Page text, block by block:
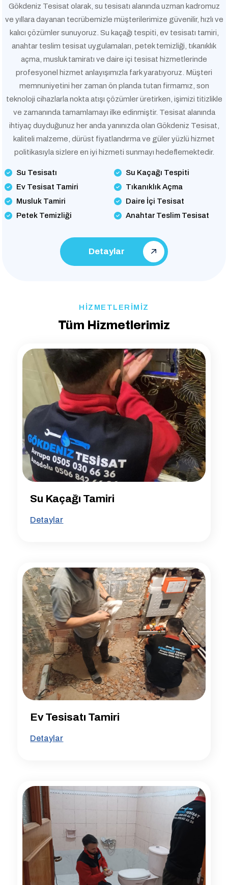
Gökdeniz Tesisat olarak, su tesisatı alanında uzman kadromuz
ve yıllara dayanan tecrübemizle müşterilerimize güvenilir, hızlı ve
kalıcı çözümler sunuyoruz. Su kaçağı tespiti, ev tesisatı tamiri,
anahtar teslim tesisat uygulamaları, petek temizliği, tıkanıklık
açma, musluk tamiratı ve daire içi tesisat hizmetlerinde
profesyonel hizmet anlayışımızla fark yaratıyoruz. Müşteri
memnuniyetini her zaman ön planda tutan firmamız, son
teknoloji cihazlarla nokta atışı çözümler üretirken, işimizi titizlikle
ve zamanında tamamlamayı ilke edinmiştir. Tesisat alanında
ihtiyaç duyduğunuz her anda yanınızda olan Gökdeniz Tesisat,
kaliteli malzeme, dürüst fiyatlandırma ve güler yüzlü hizmet
politikasıyla sizlere en iyi hizmeti sunmayı hedeflemektedir.
Su Tesisatı
Su Kaçağı Tespiti
Ev Tesisat Tamiri
Tıkanıklık Açma
Musluk Tamiri
Daire İçi Tesisat
Petek Temizliği
Anahtar Teslim Tesisat
Detaylar
HİZMETLERİMİZ
Tüm Hizmetlerimiz
Su Kaçağı Tamiri
Detaylar
Ev Tesisatı Tamiri
Detaylar